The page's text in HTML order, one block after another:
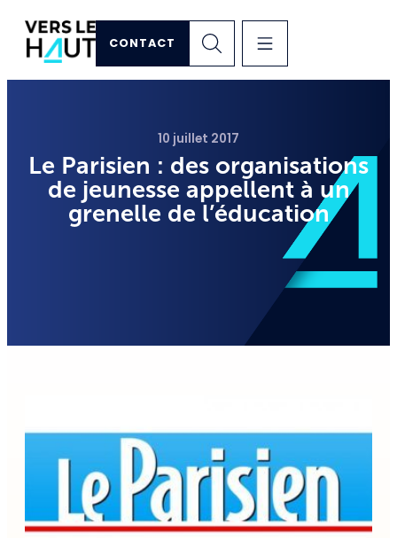
CONTACT
10 juillet 2017
Le Parisien : des organisations
de jeunesse appellent à un
grenelle de l’éducation